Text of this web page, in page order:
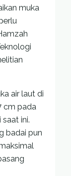
muka
air laut di
cm pada
ini.
badai pun